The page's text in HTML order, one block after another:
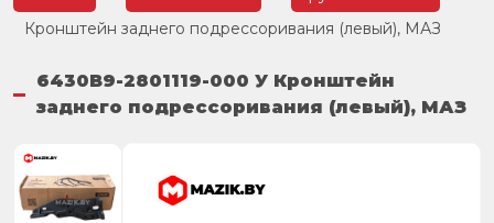
Кронштейн заднего подрессоривания (левый), МАЗ
6430В9-2801119-000 У Кронштейн
заднего подрессоривания (левый), МАЗ